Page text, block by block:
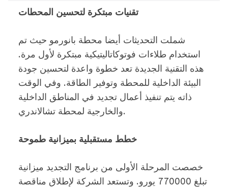
تقنيات مبتكرة لتحسين المحطات
شملت التحديثات أيضا محطة بانورمو حيث تم
استخدام طلاءات فوتوكاتاليتيكية مبتكرة لأول مرة.
هذه التقنية الجديدة تعد خطوة واعدة لتحسين جودة
البيئة الداخلية للمحطة وتوفير الطاقة. وفي الوقت
ذاته يتم تنفيذ أعمال تجديد في المناطق الداخلية
والخارجية لمحطة تشالاندري.
خطط مستقبلية بميزانية طموحة
خصصت المرحلة الأولى من برنامج التجديد ميزانية
تبلغ 770000 يورو. وتستعد الشركة لإطلاق مناقصة